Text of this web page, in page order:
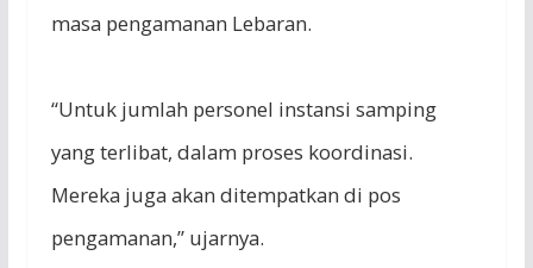
masa pengamanan Lebaran.
“Untuk jumlah personel instansi samping
yang terlibat, dalam proses koordinasi.
Mereka juga akan ditempatkan di pos
pengamanan,” ujarnya.